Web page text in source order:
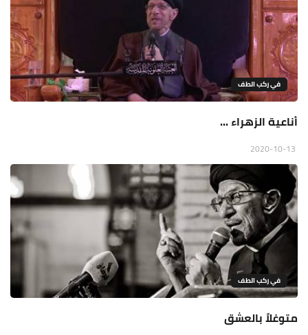
في ركب الطف
أناعية الزهراء ...
في ركب الطف
متوغلاً بالعشق